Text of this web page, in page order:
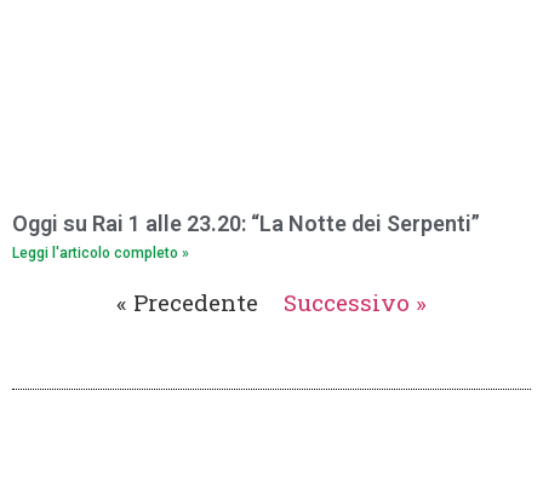
Oggi su Rai 1 alle 23.20: “La Notte dei Serpenti”
Leggi l'articolo completo »
« Precedente Successivo »